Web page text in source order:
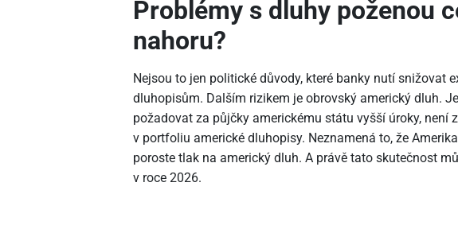
Problémy s dluhy poženou
nahoru?
Nejsou to jen politické důvody, které banky nutí snižovat
dluhopisům. Dalším rizikem je obrovský americký dluh.
požadovat za půjčky americkému státu vyšší úroky, není
v portfoliu americké dluhopisy. Neznamená to, že
poroste tlak na americký dluh. A právě tato skutečnost
v roce 2026.